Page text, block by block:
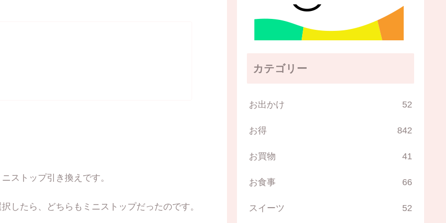
ストップ引き換えです。
したら、どちらもミニストップだったのです。
カテゴリー
お出かけ 52
お得 842
お買物 41
お食事 66
スイーツ 52